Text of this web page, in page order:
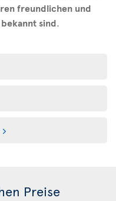
freundlichen und
sind.
Preise